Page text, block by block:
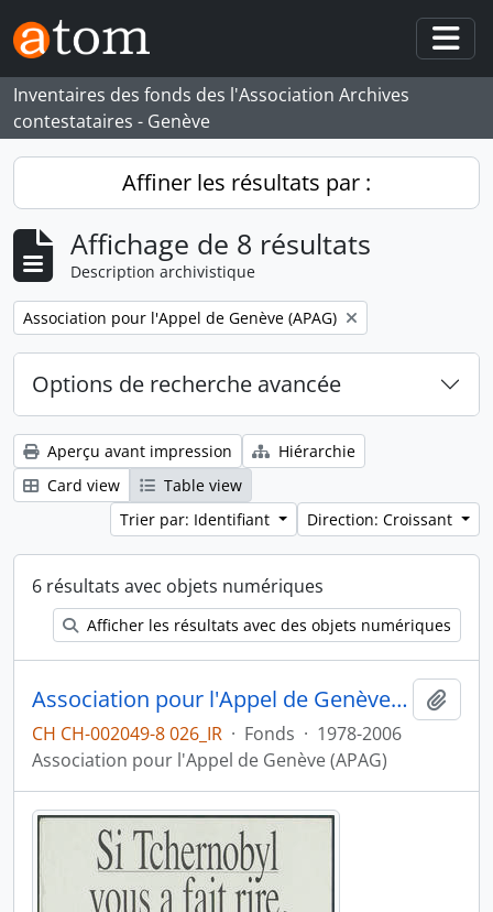
Skip to main content
Inventaires des fonds des l'Association Archives
contestataires - Genève
Affiner les résultats par :
Affichage de 8 résultats
Description archivistique
Remove filter:
Association pour l'Appel de Genève (APAG)
Options de recherche avancée
Aperçu avant impression
Hiérarchie
Card view
Table view
Trier par: Identifiant
Direction: Croissant
6 résultats avec objets numériques
Afficher les résultats avec des objets numériques
Association pour l'Appel de Genève (APAG)
CH CH-002049-8 026_IR · Fonds · 1978-2006
Association pour l'Appel de Genève (APAG)